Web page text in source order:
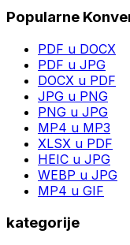
Popularne
PDF u DOCX
PDF u JPG
DOCX u PDF
JPG u PNG
PNG u JPG
MP4 u MP3
XLSX u PDF
HEIC u JPG
WEBP u JPG
MP4 u GIF
kategorije